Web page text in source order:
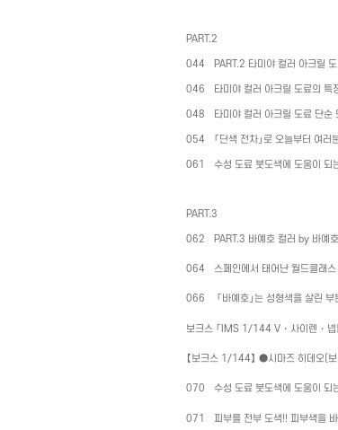
PART.2
044 PART.2 타미야 컬러 아크릴 도
046 타미야 컬러 아크릴 도료의 특
048 타미야 컬러 아크릴 도료 단순
054 「단색 전차」로 오늘부터 여러
061 수성 도료 붓도색에 도움이 되
PART.3
062 PART.3 바예호 컬러 by 바예호
064 스페인에서 태어난 월드클래스
066 「바예호」는 성형색을 살린 부
보크스 「 IMS 1/144 V ・ 사이렌 ・ 넵
【보크스 1/144】 ●시마즈 히데오(
070 수성 도료 붓도색에 도움이 되
071 피부를 전부 도색!! 피부색을